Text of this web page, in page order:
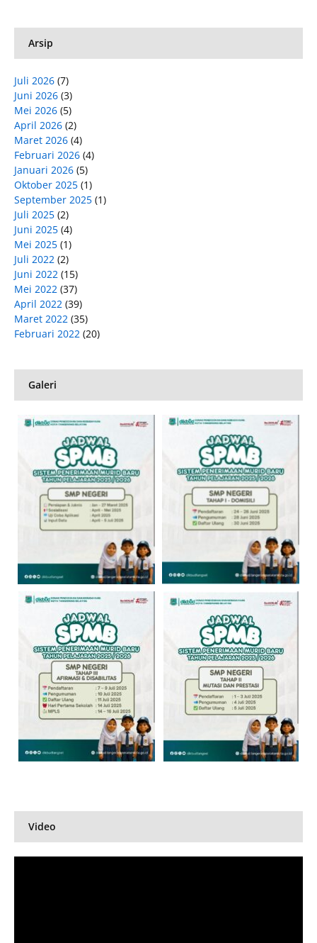
Arsip
Juli 2026 (7)
Juni 2026 (3)
Mei 2026 (5)
April 2026 (2)
Maret 2026 (4)
Februari 2026 (4)
Januari 2026 (5)
Oktober 2025 (1)
September 2025 (1)
Juli 2025 (2)
Juni 2025 (4)
Mei 2025 (1)
Juli 2022 (2)
Juni 2022 (15)
Mei 2022 (37)
April 2022 (39)
Maret 2022 (35)
Februari 2022 (20)
Galeri
Video